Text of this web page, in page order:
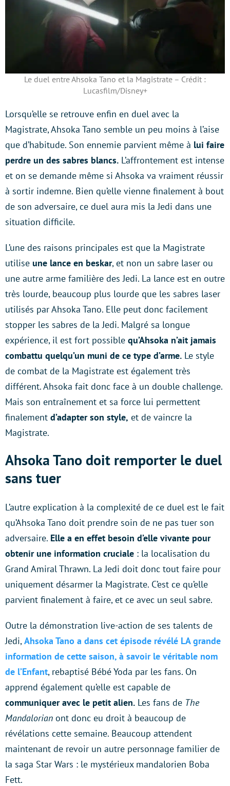
Le duel entre Ahsoka Tano et la Magistrate – Crédit :
Lucasfilm/Disney+
Lorsqu’elle se retrouve enfin en duel avec la
Magistrate, Ahsoka Tano semble un peu moins à l’aise
que d’habitude. Son ennemie parvient même à lui faire
perdre un des sabres blancs. L’affrontement est intense
et on se demande même si Ahsoka va vraiment réussir
à sortir indemne. Bien qu’elle vienne finalement à bout
de son adversaire, ce duel aura mis la Jedi dans une
situation difficile.
L’une des raisons principales est que la Magistrate
utilise une lance en beskar, et non un sabre laser ou
une autre arme familière des Jedi. La lance est en outre
très lourde, beaucoup plus lourde que les sabres laser
utilisés par Ahsoka Tano. Elle peut donc facilement
stopper les sabres de la Jedi. Malgré sa longue
expérience, il est fort possible qu’Ahsoka n’ait jamais
combattu quelqu’un muni de ce type d’arme. Le style
de combat de la Magistrate est également très
différent. Ahsoka fait donc face à un double challenge.
Mais son entraînement et sa force lui permettent
finalement d’adapter son style, et de vaincre la
Magistrate.
Ahsoka Tano doit remporter le duel
sans tuer
L’autre explication à la complexité de ce duel est le fait
qu’Ahsoka Tano doit prendre soin de ne pas tuer son
adversaire. Elle a en effet besoin d’elle vivante pour
obtenir une information cruciale : la localisation du
Grand Amiral Thrawn. La Jedi doit donc tout faire pour
uniquement désarmer la Magistrate. C’est ce qu’elle
parvient finalement à faire, et ce avec un seul sabre.
Outre la démonstration live-action de ses talents de
Jedi,Ahsoka Tano a dans cet épisode révélé LA grande
information de cette saison, à savoir le véritable nom
de l’Enfant, rebaptisé Bébé Yoda par les fans. On
apprend également qu’elle est capable de
communiquer avec le petit alien. Les fans de The
Mandalorian ont donc eu droit à beaucoup de
révélations cette semaine. Beaucoup attendent
maintenant de revoir un autre personnage familier de
la saga Star Wars : le mystérieux mandalorien Boba
Fett.